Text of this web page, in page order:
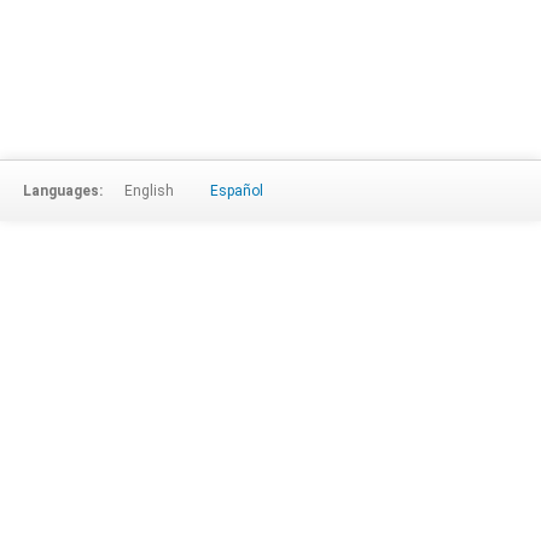
Languages: English Español